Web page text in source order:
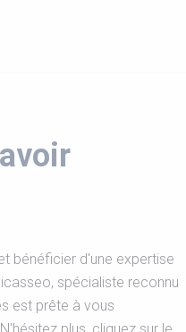
bénéficier d'une expertise
spécialiste reconnu
est prête à vous